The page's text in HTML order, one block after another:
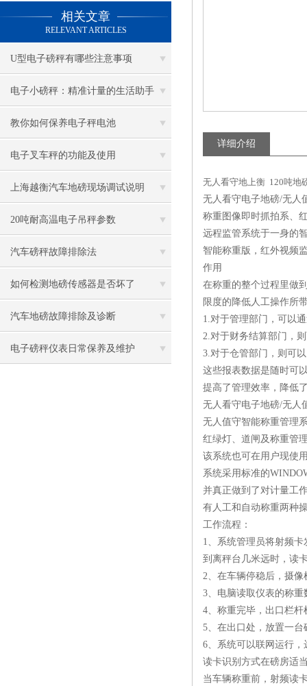
相关文章
RELEVANT ARTICLES
U型电子磅秤有哪些注意事项
电子小磅秤：精准计量的生活助手
教你如何保养电子秤电池
电子叉车秤的功能及使用
上海越衡汽车地磅现场调试说明
20吨耐高温电子吊秤参数
汽车磅秤故障排除法
如何检测地磅传感器是否坏了
汽车地磅故障排除及诊断
电子磅秤仪表日常保养及维护
详细介绍
无人看守地上衡 120吨地
无人看守电子地磅/无人
称重图像即时抓拍系、
远程监管系统于一身的
智能称重版，红外视频
作用
在称重的整个过程里做
限度的降低人工操作所
1.对于管理部门，可以
2.对于财务结算部门，
3.对于仓管部门，则可
这些报表数据是随时可
提高了管理效率，降低
无人看守电子地磅/无人
无人值守智能称重管理
红绿灯、道闸及称重管
该系统也可在用户现使
系统采用标准的
并真正做到了对计量工
有人工和自动称重两种
工作流程：
1、系统管理员将射频
到离秤台几米远时，读
2、在车辆停稳后，摄
3、电脑读取仪表的称重
4、称重完毕，出口栏
5、在出口处，放置一
6、系统可以联网运行
读卡识别方式在磅房适
当车辆称重前，射频读